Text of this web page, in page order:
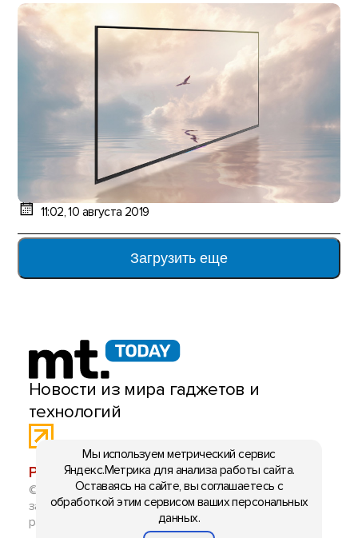
11:02, 10 августа 2019
Загрузить еще
Новости из мира гаджетов и
технологий
РЕКЛАМА:mobiltelefon.ru@gmail.com
© 2006-2026 mt.today \ mobiltelefon.ru. Все права
защищены. Использование материалов с сайта
разрешено при указании ссылки на данный ресурс.
Мы используем метрический сервис
Яндекс.Метрика для анализа работы сайта.
Оставаясь на сайте, вы соглашаетесь с
обработкой этим сервисом ваших персональных
данных.